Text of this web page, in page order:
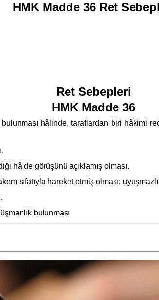
HMK Madde 36 Ret
Ret Sebepleri
HMK Madde 36
hâlinde, taraflardan biri hâkimi
hâlde görüşünü açıklamış olması.
sıfatıyla hareket etmiş olması;
bulunması